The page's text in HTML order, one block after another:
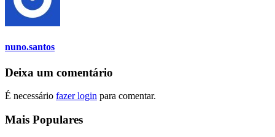
nuno.santos
Deixa um comentário
É necessário fazer login para comentar.
Mais Populares